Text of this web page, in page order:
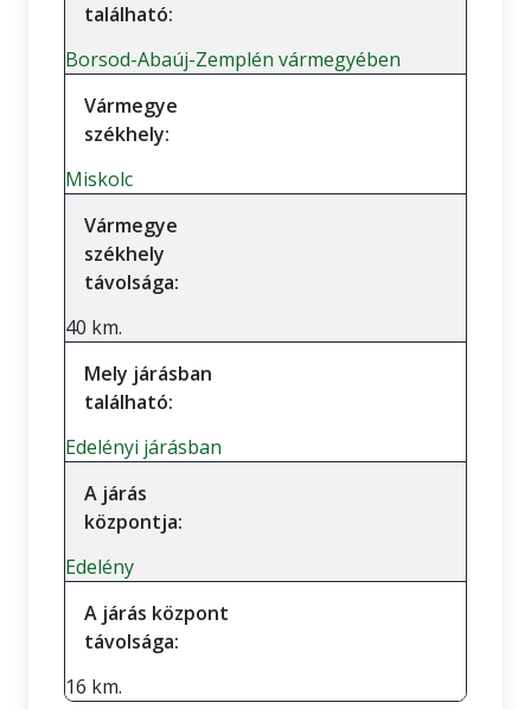
található:
Borsod-Abaúj-Zemplén vármegyében
Vármegye
székhely:
Miskolc
Vármegye
székhely
távolsága:
40 km.
Mely járásban
található:
Edelényi járásban
A járás
központja:
Edelény
A járás központ
távolsága:
16 km.